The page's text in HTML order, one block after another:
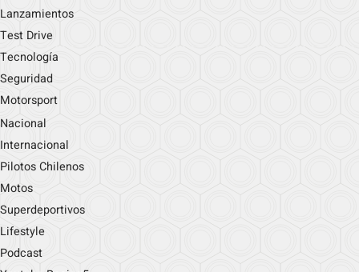
Lanzamientos
Test Drive
Tecnología
Seguridad
Motorsport
Nacional
Internacional
Pilotos Chilenos
Motos
Superdeportivos
Lifestyle
Podcast